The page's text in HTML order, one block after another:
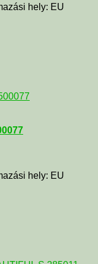
hely: EU
hely: EU